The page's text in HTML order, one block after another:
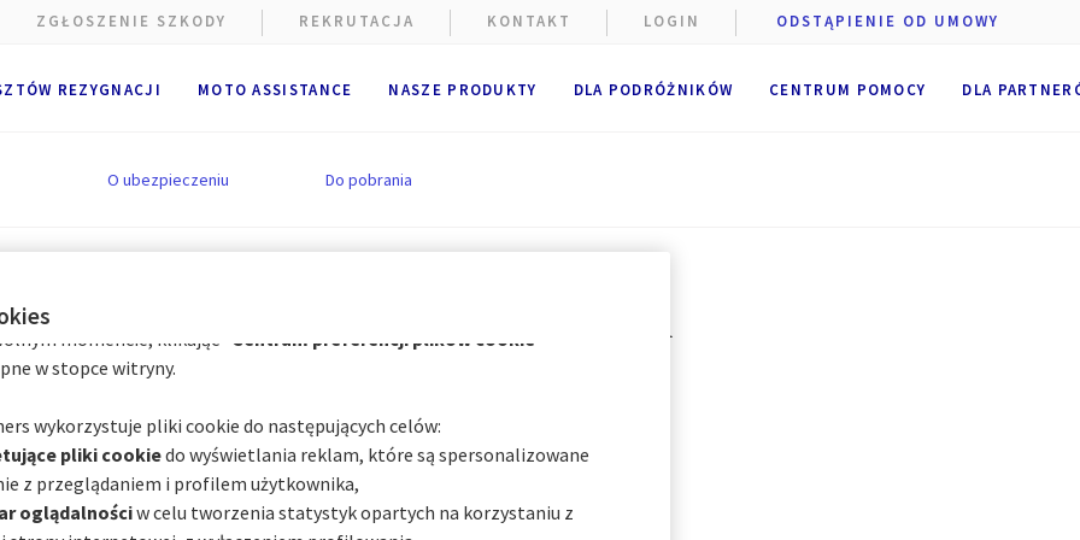
REZYGNACJI MOTO ASSISTANCE NASZE PRODUKTY DLA PODRÓŻNIKÓW CENTRUM POMOCY DLA
ZGŁOSZENIE SZKODY REKRUTACJA KONTAKT LOGIN ODSTĄPIENIE OD UMOWY
O ubezpieczeniu Do pobrania
zdrowotne MediPlan
szybszym
Cię przed
wykorzystywane są pliki cookie.
i techniczne pliki cookie
użytkownika będą przechowywane przez 6miesięcy.
od ich kategorii za pośrednictwem Centrum preferencji plików
klikając "
momencie, klikając " Centrum preferencji plików cookie
w stopce witryny.
wykorzystuje pliki cookie do następujących celów:
pliki cookiedo wyświetlania reklam, które są spersonalizowane
z przeglądaniem i profilem użytkownika,
oglądalnościw celu tworzenia statystyk opartych na korzystaniu z